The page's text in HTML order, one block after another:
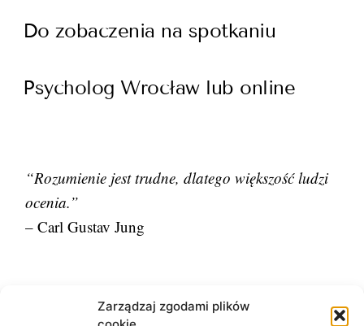
Zarządzaj zgodami plików
Do zobaczenia na spotkaniu
Psycholog Wrocław lub online
“Rozumienie jest trudne, dlatego większość ludzi
ocenia.”
– Carl Gustav Jung